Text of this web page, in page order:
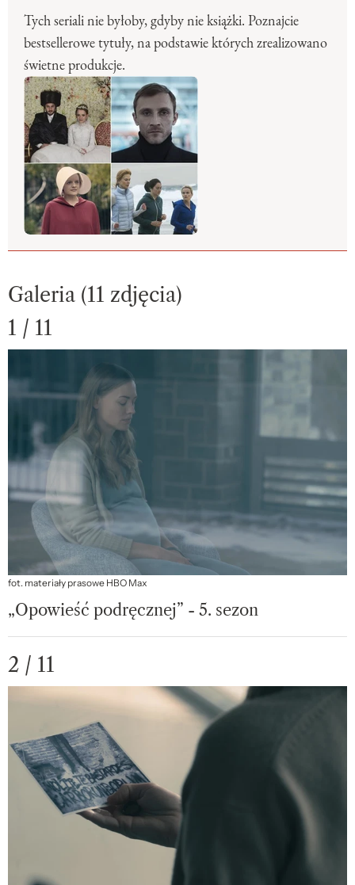
Tych seriali nie byłoby, gdyby nie książki. Poznajcie
bestsellerowe tytuły, na podstawie których zrealizowano
świetne produkcje.
Galeria (11 zdjęcia)
1 / 11
fot. materiały prasowe HBO Max
„Opowieść podręcznej” - 5. sezon
2 / 11